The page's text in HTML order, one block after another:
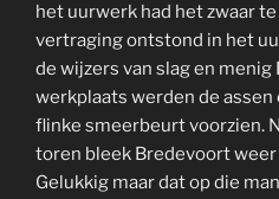
het uurwerk had het zwaar
vertraging ontstond in het
de wijzers van slag en
werkplaats werden de assen
flinke smeerbeurt voorzien.
toren bleek Bredevoort
Gelukkig maar dat op die